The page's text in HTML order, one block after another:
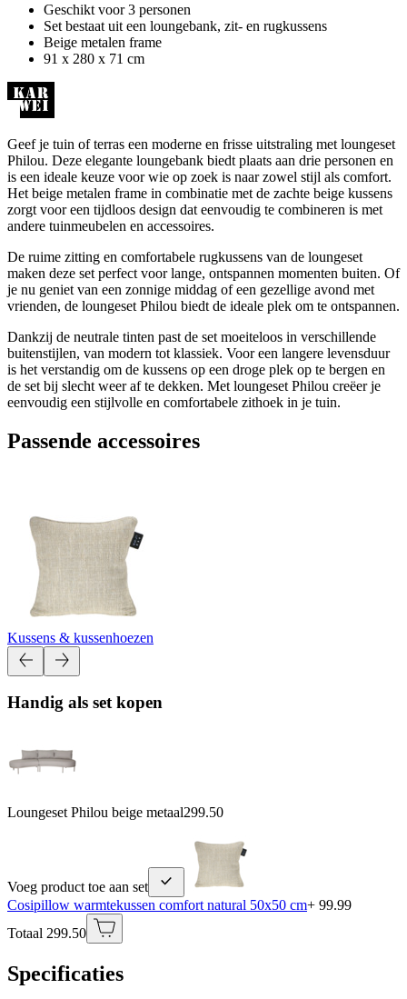
Geschikt voor 3 personen
Set bestaat uit een loungebank, zit- en rugkussens
Beige metalen frame
91 x 280 x 71 cm
Geef je tuin of terras een moderne en frisse uitstraling met loungeset
Philou. Deze elegante loungebank biedt plaats aan drie personen en
is een ideale keuze voor wie op zoek is naar zowel stijl als comfort.
Het beige metalen frame in combinatie met de zachte beige kussens
zorgt voor een tijdloos design dat eenvoudig te combineren is met
andere tuinmeubelen en accessoires.
De ruime zitting en comfortabele rugkussens van de loungeset
maken deze set perfect voor lange, ontspannen momenten buiten. Of
je nu geniet van een zonnige middag of een gezellige avond met
vrienden, de loungeset Philou biedt de ideale plek om te ontspannen.
Dankzij de neutrale tinten past de set moeiteloos in verschillende
buitenstijlen, van modern tot klassiek. Voor een langere levensduur
is het verstandig om de kussens op een droge plek op te bergen en
de set bij slecht weer af te dekken. Met loungeset Philou creëer je
eenvoudig een stijlvolle en comfortabele zithoek in je tuin.
Passende accessoires
Kussens & kussenhoezen
Handig als set kopen
Loungeset Philou beige metaal299.50
Voeg product toe aan set
Cosipillow warmtekussen comfort natural 50x50 cm+ 99.99
Totaal 299.50
Specificaties